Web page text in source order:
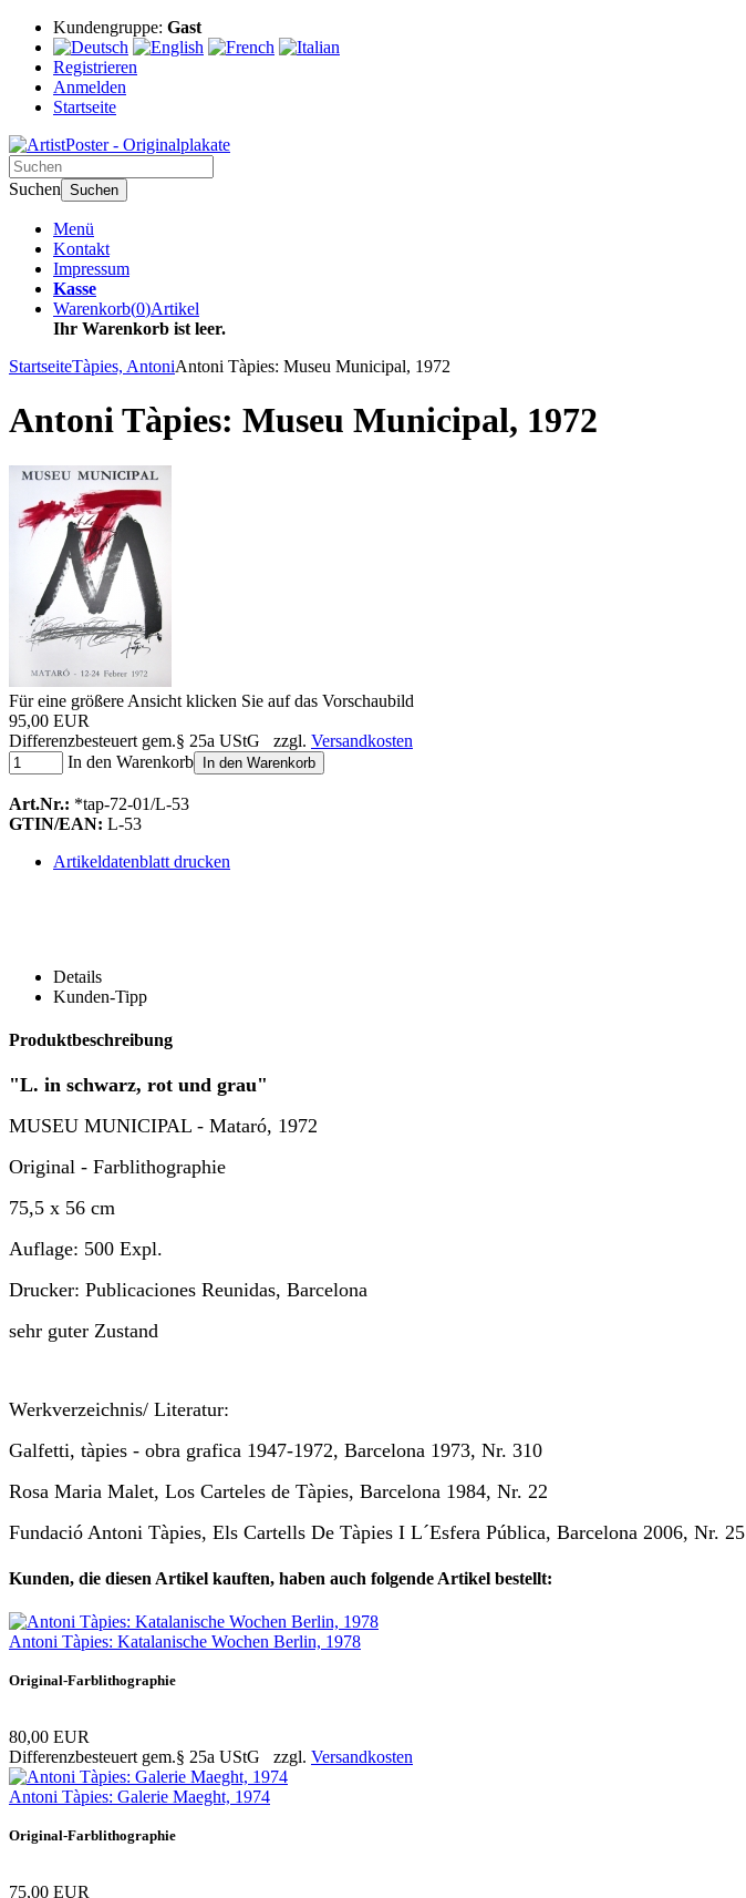
Kundengruppe: Gast
Registrieren
Anmelden
Startseite
Suchen Suchen
Menü
Kontakt
Impressum
Kasse
Warenkorb(0)Artikel
Ihr Warenkorb ist leer.
StartseiteTàpies, AntoniAntoni Tàpies: Museu Municipal, 1972
Antoni Tàpies: Museu Municipal, 1972
Für eine größere Ansicht klicken Sie auf das Vorschaubild
95,00 EUR
Differenzbesteuert gem.§ 25a UStG zzgl. Versandkosten
In den Warenkorb
In den Warenkorb
Art.Nr.: *tap-72-01/L-53
GTIN/EAN: L-53
Artikeldatenblatt drucken
Details
Kunden-Tipp
Produktbeschreibung
"L. in schwarz, rot und grau"
MUSEU MUNICIPAL - Mataró, 1972
Original - Farblithographie
75,5 x 56 cm
Auflage: 500 Expl.
Drucker: Publicaciones Reunidas, Barcelona
sehr guter Zustand
Werkverzeichnis/ Literatur:
Galfetti, tàpies - obra grafica 1947-1972, Barcelona 1973, Nr. 310
Rosa Maria Malet, Los Carteles de Tàpies, Barcelona 1984, Nr. 22
Fundació Antoni Tàpies, Els Cartells De Tàpies I L´Esfera Pública, Barcelona 2006, Nr. 25
Kunden, die diesen Artikel kauften, haben auch folgende Artikel bestellt:
Antoni Tàpies: Katalanische Wochen Berlin, 1978
Original-Farblithographie
80,00 EUR
Differenzbesteuert gem.§ 25a UStG zzgl. Versandkosten
Antoni Tàpies: Galerie Maeght, 1974
Original-Farblithographie
75,00 EUR